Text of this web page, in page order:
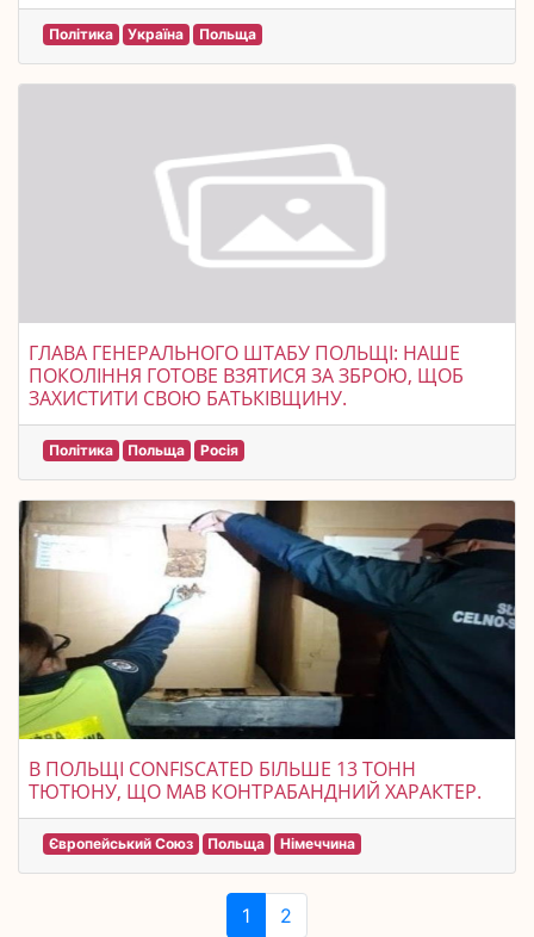
Політика Україна Польща
ГЛАВА ГЕНЕРАЛЬНОГО ШТАБУ ПОЛЬЩІ: НАШЕ
ПОКОЛІННЯ ГОТОВЕ ВЗЯТИСЯ ЗА ЗБРОЮ, ЩОБ
ЗАХИСТИТИ СВОЮ БАТЬКІВЩИНУ.
Політика Польща Росія
В ПОЛЬЩІ CONFISCATED БІЛЬШЕ 13 ТОНН
ТЮТЮНУ, ЩО МАВ КОНТРАБАНДНИЙ ХАРАКТЕР.
Європейський Союз Польща Німеччина
1 2